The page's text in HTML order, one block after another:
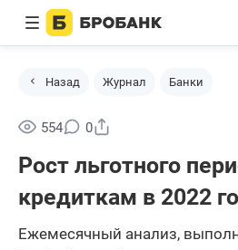
Назад Журнал Банки
554 0
Рост льготного
кредиткам в 2022
Ежемесячный анализ,